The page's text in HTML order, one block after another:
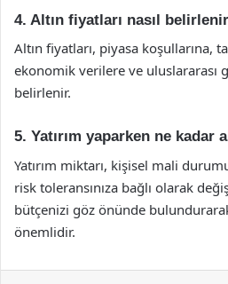
4. Altın fiyatları nasıl
Altın fiyatları, piyasa koşullarına,
ekonomik verilere ve uluslararası
belirlenir.
5. Yatırım yaparken ne kadar
Yatırım miktarı, kişisel mali
risk toleransınıza bağlı olarak
bütçenizi göz önünde
önemlidir.